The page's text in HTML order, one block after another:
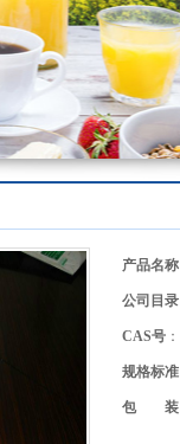
产品名称
公司目录
CAS号 ：
规格标准
包 装